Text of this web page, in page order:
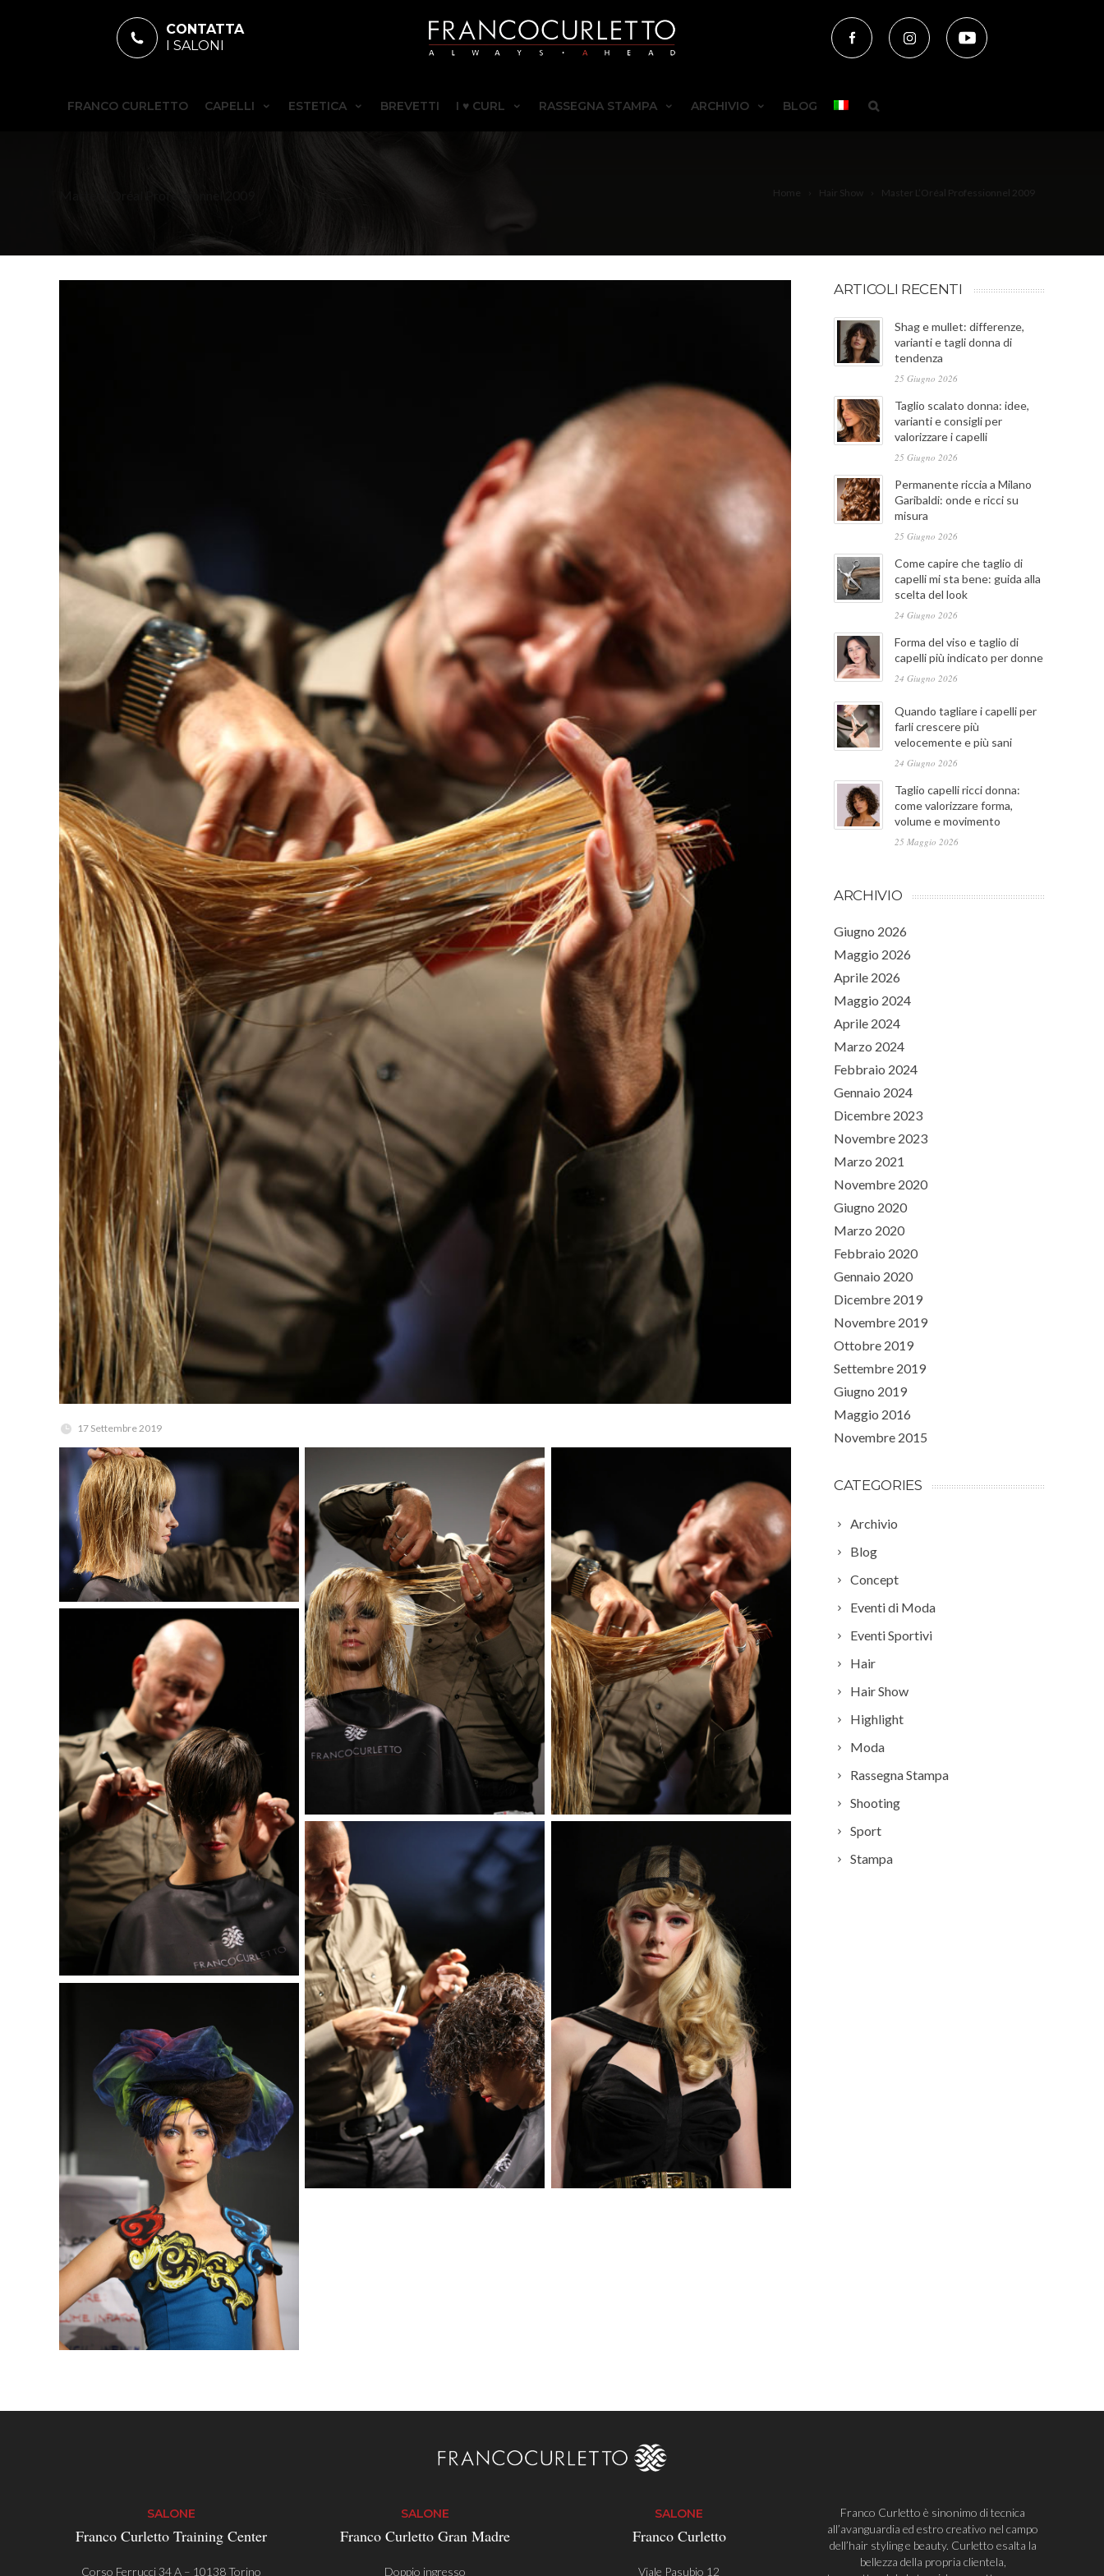
CONTATTA
I SALONI
FRANCO CURLETTO CAPELLI ESTETICA BREVETTI I ♥ CURL RASSEGNA STAMPA ARCHIVIO BLOG
Home Hair Show Master L’Oréal Professionnel 2009
17 Settembre 2019
ARTICOLI RECENTI
Shag e mullet: differenze,
varianti e tagli donna di
tendenza
25 Giugno 2026
Taglio scalato donna: idee,
varianti e consigli per
valorizzare i capelli
25 Giugno 2026
Permanente riccia a Milano
Garibaldi: onde e ricci su
misura
25 Giugno 2026
Come capire che taglio di
capelli mi sta bene: guida alla
scelta del look
24 Giugno 2026
Forma del viso e taglio di
capelli più indicato per donne
24 Giugno 2026
Quando tagliare i capelli per
farli crescere più
velocemente e più sani
24 Giugno 2026
Taglio capelli ricci donna:
come valorizzare forma,
volume e movimento
25 Maggio 2026
ARCHIVIO
Giugno 2026
Maggio 2026
Aprile 2026
Maggio 2024
Aprile 2024
Marzo 2024
Febbraio 2024
Gennaio 2024
Dicembre 2023
Novembre 2023
Marzo 2021
Novembre 2020
Giugno 2020
Marzo 2020
Febbraio 2020
Gennaio 2020
Dicembre 2019
Novembre 2019
Ottobre 2019
Settembre 2019
Giugno 2019
Maggio 2016
Novembre 2015
CATEGORIES
Archivio
Blog
Concept
Eventi di Moda
Eventi Sportivi
Hair
Hair Show
Highlight
Moda
Rassegna Stampa
Shooting
Sport
Stampa
SALONE
Franco Curletto Training Center
Corso Ferrucci 34 A – 10138 Torino
SALONE
Franco Curletto Gran Madre
Doppio ingresso
SALONE
Franco Curletto
Viale Pasubio 12
Franco Curletto è sinonimo di tecnica
all’avanguardia ed estro creativo nel campo
dell’hair styling e beauty. Curletto esalta la
bellezza della propria clientela,